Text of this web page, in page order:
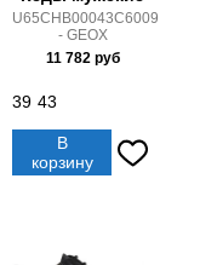
U65CHB00043C6009
- GEOX
11 782руб
39 43
В
корзину